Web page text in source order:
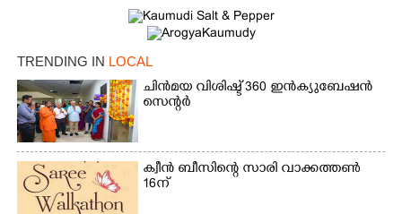
TRENDING IN LOCAL
ചിൻമയ വിശിഷ്ട് 360 ഇൻക്യുബേഷൻ
സെന്റർ
ക്വീൻ ബീസിന്റെ സാരി വാക്കത്തൺ
16ന്